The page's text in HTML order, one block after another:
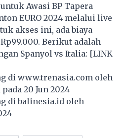
Awasi BP Tapera
EURO 2024 melalui live
akses ini, ada biaya
Berikut adalah
Spanyol vs Italia: [LINK
di www.trenasia.com oleh
20 Jun 2024
dibalinesia.id oleh